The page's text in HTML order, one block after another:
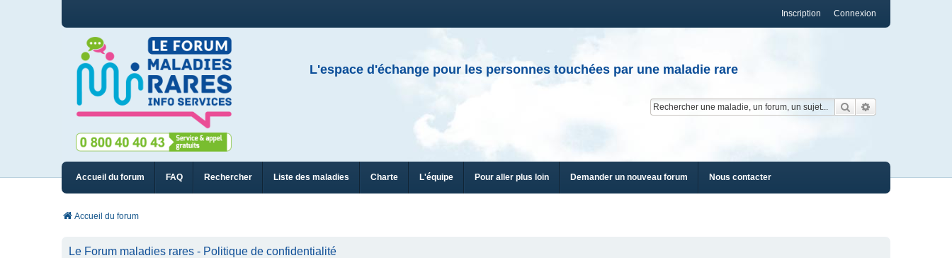
Connexion
Inscription
L'espace d'échange pour les personnes touchées par une maladie rare
Rechercher
Accueil du forum FAQ Rechercher Liste des maladies Charte L'équipe Pour aller plus loin Demander un nouveau forum Nous contacter
Accueil du forum
Le Forum maladies rares - Politique de confidentialité